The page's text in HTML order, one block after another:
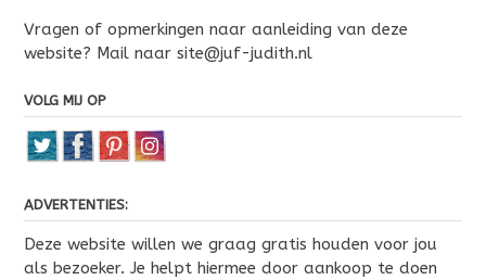
Vragen of opmerkingen naar aanleiding van deze
website? Mail naar site@juf-judith.nl
VOLG MIJ OP
ADVERTENTIES:
Deze website willen we graag gratis houden voor jou
als bezoeker. Je helpt hiermee door aankoop te doen